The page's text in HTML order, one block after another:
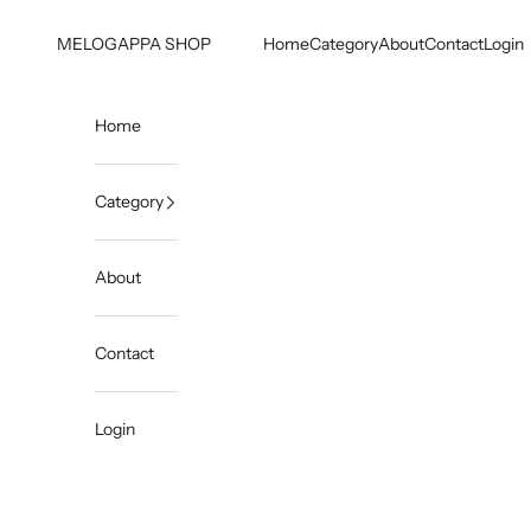
MELOGAPPA SHOP
HomeCategoryAboutContactLogin
Home
Category
About
Contact
Login